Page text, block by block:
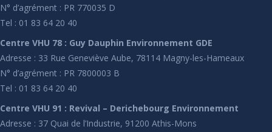
N° d’agrément : PR 770035 D
Tel : 01 83 64 20 40
Centre VHU 78 : Guy Dauphin Environnement GDE
Adresse : 33 Rue Geneviève Aube, 78114 Magny-les-Hameaux
N° d’agrément : PR 7800003 B
Tel : 01 83 64 20 40
Centre VHU 91 : Revival – Derichebourg Environnement
Adresse : 37 Quai de l’Industrie, 91200 Athis-Mons